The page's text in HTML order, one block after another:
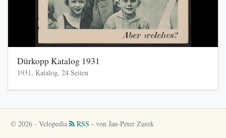
Dürkopp Katalog 1931
1931, Katalog, 24 Seiten
© 2026 - Velopedia RSS - von Jan-Peter Zurek